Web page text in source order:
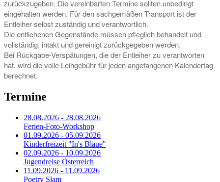
zurückzugeben. Die vereinbarten Termine sollten unbedingt
eingehalten werden. Für den sachgemäßen Transport ist der
Entleiher selbst zuständig und verantwortlich.
Die entliehenen Gegenstände müssen pfleglich behandelt und
vollständig, intakt und gereinigt zurückgegeben werden.
Bei Rückgabe-Verspätungen, die der Entleiher zu verantworten
hat, wird die volle Leihgebühr für jeden angefangenen Kalendertag
berechnet.
Termine
28.08.2026 - 28.08.2026
Ferien-Foto-Workshop
01.09.2026 - 05.09.2026
Kinderfreizeit "In's Blaue"
02.09.2026 - 10.09.2026
Jugendreise Österreich
11.09.2026 - 11.09.2026
Poetry Slam